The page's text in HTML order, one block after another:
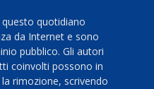
quotidiano
da Internet e sono
pubblico. Gli autori
coinvolti possono in
rimozione, scrivendo